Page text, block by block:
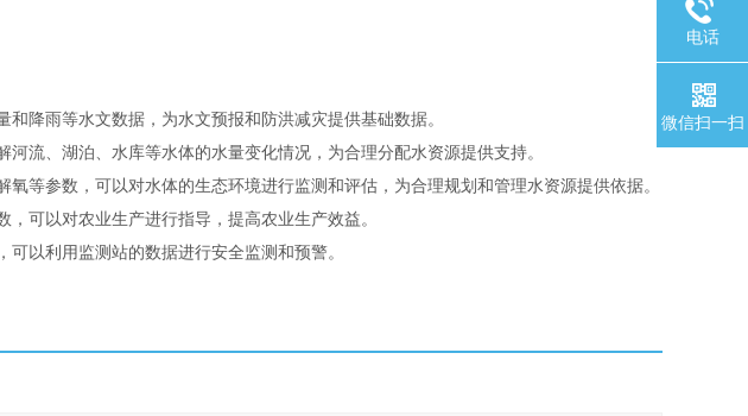
雨等水文数据，为水文预报和防洪减灾提供基础数据。
、湖泊、水库等水体的水量变化情况，为合理分配水资源提供支持。
参数，可以对水体的生态环境进行监测和评估，为合理规划和管理水资源提供依据。
可以对农业生产进行指导，提高农业生产效益。
以利用监测站的数据进行安全监测和预警。
电话
微信扫一扫